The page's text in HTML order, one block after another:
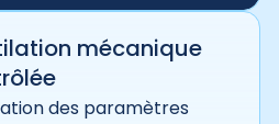
mécanique
des paramètres